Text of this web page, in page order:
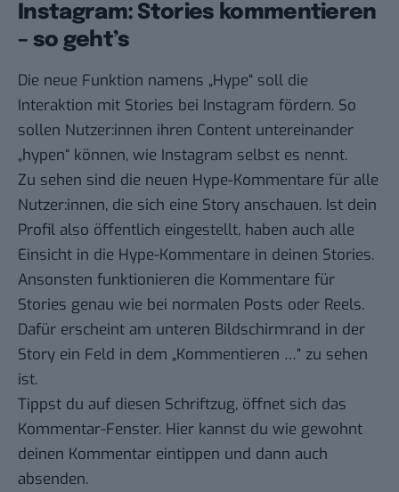
Instagram: Stories kommentieren
– so geht’s
Die neue Funktion namens „Hype“ soll die
Interaktion mit Stories bei Instagram fördern. So
sollen Nutzer:innen ihren Content untereinander
„hypen“ können, wie Instagram selbst es nennt.
Zu sehen sind die neuen Hype-Kommentare für alle
Nutzer:innen, die sich eine Story anschauen. Ist dein
Profil also öffentlich eingestellt, haben auch alle
Einsicht in die Hype-Kommentare in deinen Stories.
Ansonsten funktionieren die Kommentare für
Stories genau wie bei normalen Posts oder Reels.
Dafür erscheint am unteren Bildschirmrand in der
Story ein Feld in dem „Kommentieren …“ zu sehen
ist.
Tippst du auf diesen Schriftzug, öffnet sich das
Kommentar-Fenster. Hier kannst du wie gewohnt
deinen Kommentar eintippen und dann auch
absenden.